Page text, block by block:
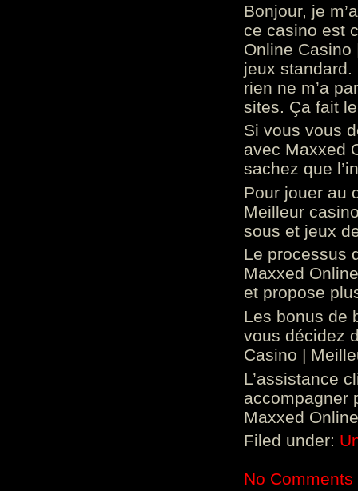
Bonjour, je
ce casino est
Online
jeux standard.
rien ne m’a
sites. Ça fait
Si vous vous
avec Maxxed
sachez que
Pour jouer au
Meilleur
sous et jeux
Le processus
Maxxed
et propose
Les bonus de
vous décidez
Casino |
L’assistance
accompagner
Maxxed
Filed under:
No Comments